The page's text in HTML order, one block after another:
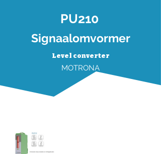
PU210
Signaalomvormer
Level converter
MOTRONA